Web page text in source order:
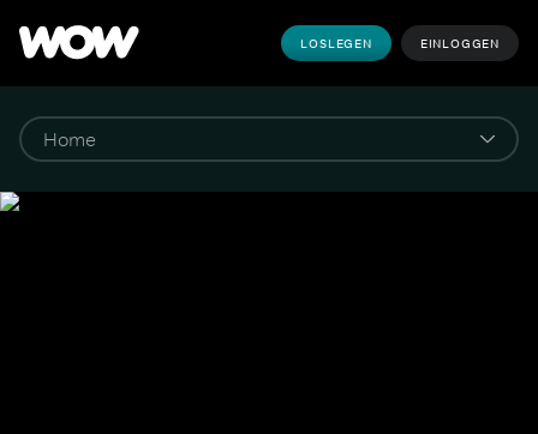
LOSLEGEN EINLOGGEN